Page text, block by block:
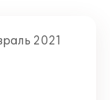
2021